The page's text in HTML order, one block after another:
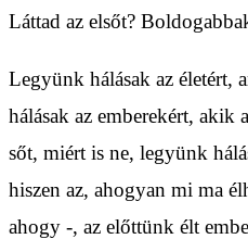
Láttad az elsőt?
Legyünk hálásak az életért,
hálásak az emberekért, akik
sőt, miért is ne, legyünk
hiszen az, ahogyan mi ma
ahogy -, az előttünk élt